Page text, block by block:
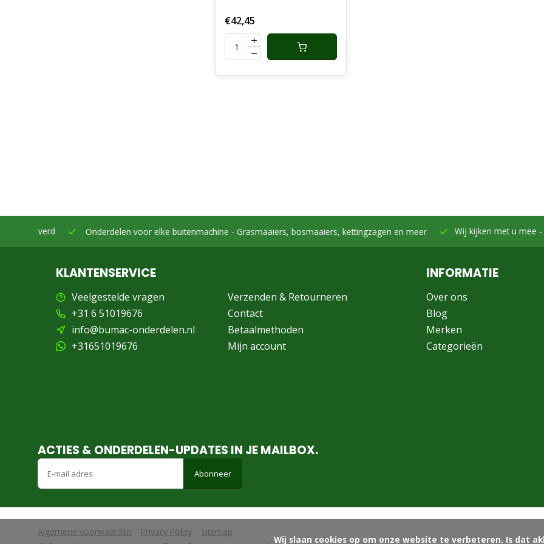
Draagbeugels voor
Motorzagen
€42,45
Onderdelen voor elke buitenmachine -Grasmaaiers, bosmaaiers, kettingzagen en meer Wij kijken met u mee -
KLANTENSERVICE
Veelgestelde vragen
+31 6 51019676
info@bumac-onderdelen.nl
+31651019676
Verzenden & Retourneren
Contact
Betaalmethoden
Mijn account
INFORMATIE
Over ons
Blog
Merken
Categorieën
ACTIES & ONDERDELEN-UPDATES IN JE MAILBOX.
Abonneer
Algemene voorwaarden Privacy Policy
Sitemap